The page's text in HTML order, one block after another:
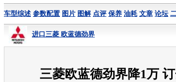
车型综述 参数配置 图片 图解 点评 保养 油耗 文章 论坛
进口三菱 欧蓝德劲界
三菱欧蓝德劲界降1万